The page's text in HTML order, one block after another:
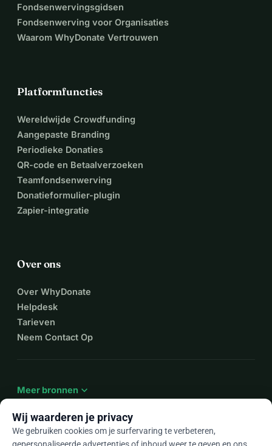
Fondsenwervingsgidsen
Fondsenwerving voor Organisaties
Waarom WhyDonate Vertrouwen
Platformfuncties
Wereldwijde Crowdfunding
Aangepaste Branding
Periodieke Donaties
QR-code en Betaalverzoeken
Teamfondsenwerving
Donatieformulier-plugin
Zapier-integratie
Over ons
Over WhyDonate
Helpdesk
Tarieven
Neem Contact Op
Meer bronnen expand_more
Wij waarderen je privacy
We gebruiken cookies om je surfervaring te verbeteren,